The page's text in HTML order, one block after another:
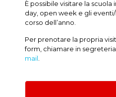
È possibile visitare la
day, open week e gli
corso dell’anno.
Per prenotare la propria
form, chiamare in segreteria
mail